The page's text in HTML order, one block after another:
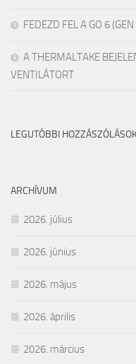
FEDEZD FEL A GO 6
A THERMALTAKE
VENTILÁTORT
LEGUTÓBBI
ARCHÍVUM
2026. július
2026. június
2026. május
2026. április
2026. március